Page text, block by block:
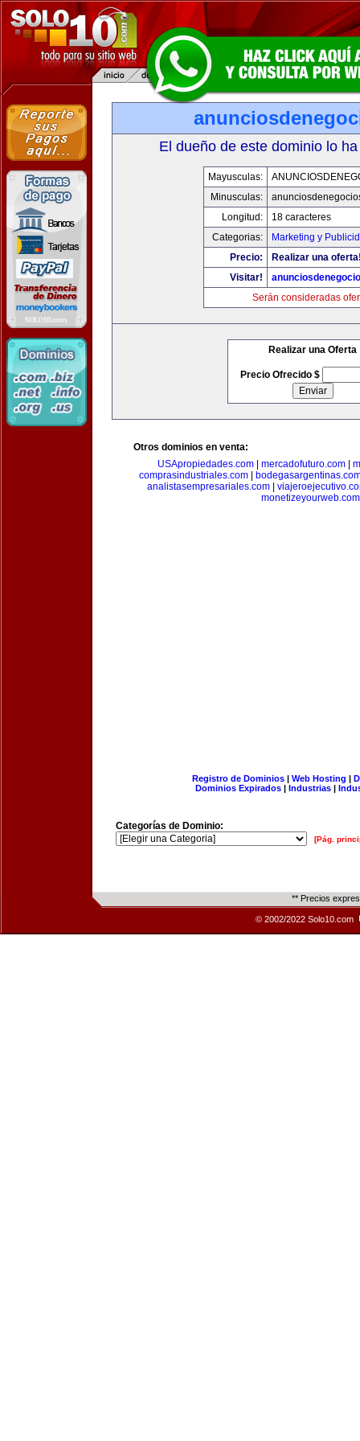
El dueño de este dominio lo
Mayusculas:
Minusculas:
Longitud:
18 caracteres
Categorias:
Marketing y
Precio:
Realizar una
Visitar!
Serán consideradas
Realizar una Oferta
Precio Ofrecido $
Otros dominios en venta:
USApropiedades.com| mercadofuturo.com|
comprasindustriales.com
analistasempresariales.com
monetizeyourweb.com
Registro de Dominios| Web Hosting |
Dominios Expirados | Industrias |
Categorías de Dominio:
[Pág.
** Precios
© 2002/2022 Solo10.com